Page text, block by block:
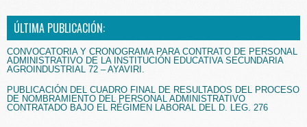
ÚLTIMA PUBLICACIÓN:
CONVOCATORIA Y CRONOGRAMA PARA CONTRATO DE PERSONAL
ADMINISTRATIVO DE LA INSTITUCIÓN EDUCATIVA SECUNDARIA
AGROINDUSTRIAL 72 – AYAVIRI.
PUBLICACIÓN DEL CUADRO FINAL DE RESULTADOS DEL PROCESO
DE NOMBRAMIENTO DEL PERSONAL ADMINISTRATIVO
CONTRATADO BAJO EL RÉGIMEN LABORAL DEL D. LEG. 276